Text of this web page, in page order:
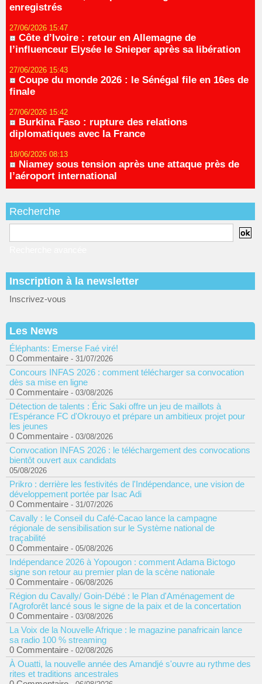
enregistrés
27/06/2026 15:47
Côte d’Ivoire : retour en Allemagne de
l’influenceur Elysée le Snieper après sa libération
27/06/2026 15:43
Coupe du monde 2026 : le Sénégal file en 16es de
finale
27/06/2026 15:42
Burkina Faso : rupture des relations
diplomatiques avec la France
18/06/2026 08:13
Niamey sous tension après une attaque près de
l’aéroport international
Recherche
Inscription à la newsletter
Inscrivez-vous
Les News
Éléphants: Emerse Faé viré!
0 Commentaire - 31/07/2026
Concours INFAS 2026 : comment télécharger sa convocation
dès sa mise en ligne
0 Commentaire - 03/08/2026
Détection de talents : Éric Saki offre un jeu de maillots à
l'Espérance FC d'Okrouyo et prépare un ambitieux projet pour
les jeunes
0 Commentaire - 03/08/2026
Convocation INFAS 2026 : le téléchargement des convocations
bientôt ouvert aux candidats
05/08/2026
Prikro : derrière les festivités de l'Indépendance, une vision de
développement portée par Isac Adi
0 Commentaire - 31/07/2026
Cavally : le Conseil du Café-Cacao lance la campagne
régionale de sensibilisation sur le Système national de
traçabilité
0 Commentaire - 05/08/2026
Indépendance 2026 à Yopougon : comment Adama Bictogo
signe son retour au premier plan de la scène nationale
0 Commentaire - 06/08/2026
Région du Cavally/ Goin-Débé : le Plan d'Aménagement de
l'Agroforêt lancé sous le signe de la paix et de la concertation
0 Commentaire - 03/08/2026
La Voix de la Nouvelle Afrique : le magazine panafricain lance
sa radio 100 % streaming
0 Commentaire - 02/08/2026
À Ouatti, la nouvelle année des Amandjé s'ouvre au rythme des
rites et traditions ancestrales